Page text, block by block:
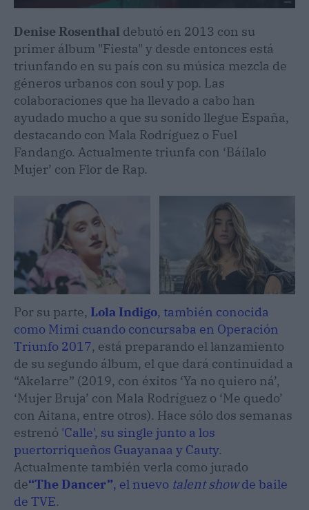
Denise Rosenthal debutó en 2013 con su
primer álbum "Fiesta" y desde entonces está
triunfando en su país con su música mezcla de
géneros urbanos con soul y pop. Las
colaboraciones que ha llevado a cabo han
ayudado mucho a que su sonido llegue España,
destacando con Mala Rodríguez o Fuel
Fandango. Actualmente triunfa con ‘Báilalo
Mujer’ con Flor de Rap.
Por su parte, Lola Indigo, también conocida
como Mimi cuando concursaba en Operación
Triunfo 2017, está preparando el lanzamiento
de su segundo álbum, el que dará continuidad a
“Akelarre” (2019, con éxitos ‘Ya no quiero ná’,
‘Mujer Bruja’ con Mala Rodríguez o ‘Me quedo’
con Aitana, entre otros). Hace sólo dos semanas
estrenó 'Calle', su single junto a los
puertorriqueños Guayanaa y Cauty.
Actualmente también verla como jurado
de“The Dancer”, el nuevo talent showde baile
de TVE.